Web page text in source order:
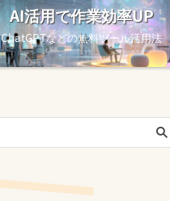
AI活用で作業効率UP
ChatGPTなどの無料ツール活用法